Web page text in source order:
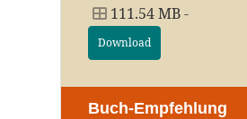
111.54 MB -
Download
Buch-Empfehlung